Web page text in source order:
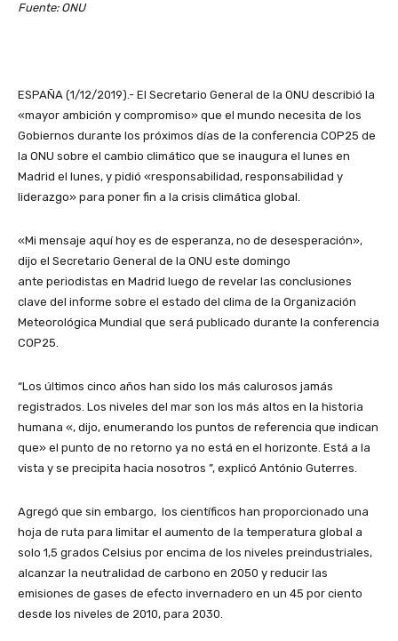
Fuente: ONU
ESPAÑA (1/12/2019).- El Secretario General de la ONU describió la
«mayor ambición y compromiso» que el mundo necesita de los
Gobiernos durante los próximos días de la conferencia COP25 de
la ONU sobre el cambio climático que se inaugura el lunes en
Madrid el lunes, y pidió «responsabilidad, responsabilidad y
liderazgo» para poner fin a la crisis climática global.
«Mi mensaje aquí hoy es de esperanza, no de desesperación»,
dijo el Secretario General de la ONU este domingo
ante periodistas en Madrid luego de revelar las conclusiones
clave del informe sobre el estado del clima de la Organización
Meteorológica Mundial que será publicado durante la conferencia
COP25.
“Los últimos cinco años han sido los más calurosos jamás
registrados. Los niveles del mar son los más altos en la historia
humana «, dijo, enumerando los puntos de referencia que indican
que» el punto de no retorno ya no está en el horizonte. Está a la
vista y se precipita hacia nosotros ”, explicó António Guterres.
Agregó que sin embargo, los científicos han proporcionado una
hoja de ruta para limitar el aumento de la temperatura global a
solo 1,5 grados Celsius por encima de los niveles preindustriales,
alcanzar la neutralidad de carbono en 2050 y reducir las
emisiones de gases de efecto invernadero en un 45 por ciento
desde los niveles de 2010, para 2030.